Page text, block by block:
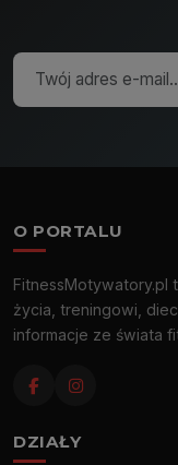
O PORTALU
FitnessMotywatory.pl
życia, treningowi,
informacje ze świata
DZIAŁY